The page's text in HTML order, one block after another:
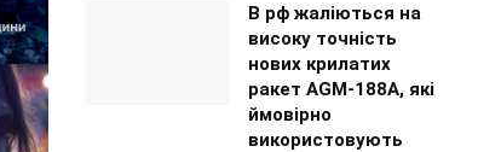
В рф жаліються на
високу точність
нових крилатих
ракет AGM-188A, які
ймовірно
використовують